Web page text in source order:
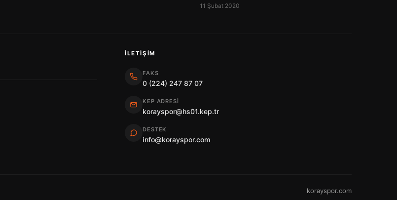
11 Şubat 2020
İLETIŞIM
FAKS
0 (224) 247 87 07
KEP ADRESI
korayspor@hs01.kep.tr
DESTEK
info@korayspor.com
korayspor.com